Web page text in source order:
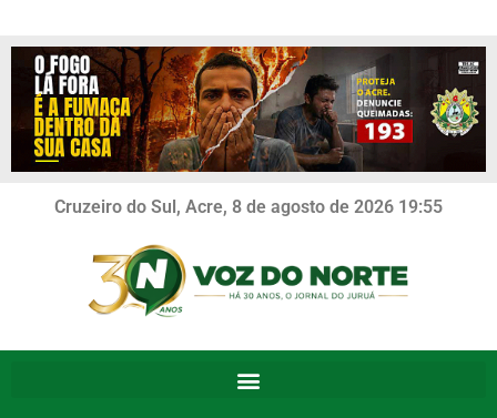
Cruzeiro do Sul, Acre, 8 de agosto de 2026 19:55